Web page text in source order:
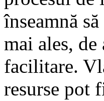
înseamnă
mai ales,
facilitare.
resurse pot